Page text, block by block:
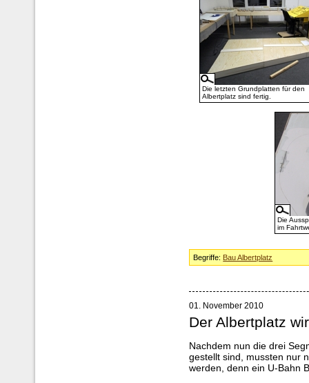
Die letzten Grundplatten für den
Albertplatz sind fertig.
Die
im
Begriffe: Bau Albertplatz
01. November 2010
Der Albertplatz
Nachdem nun die drei
gestellt sind, mussten nur
werden, denn ein U-Bahn